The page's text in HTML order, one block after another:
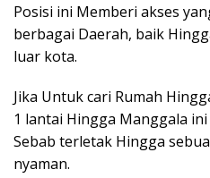
Posisi ini Memberi akses
berbagai Daerah, baik
luar kota.
Jika Untuk cari Rumah
1 lantai Hingga Manggala
Sebab terletak Hingga
nyaman.